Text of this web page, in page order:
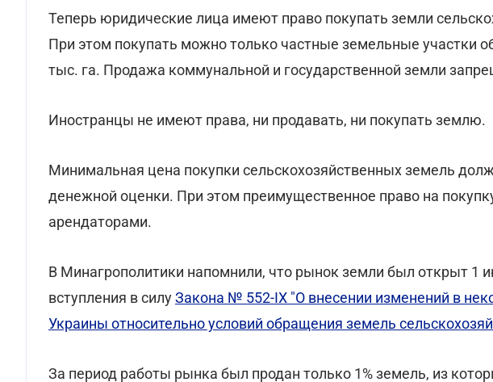
Теперь юридические лица имеют право покупать земли
При этом покупать можно только частные земельные участки
тыс. га. Продажа коммунальной и государственной земли
Иностранцы не имеют права, ни продавать, ни покупать землю.
Минимальная цена покупки сельскохозяйственных земель
денежной оценки. При этом преимущественное право на
арендаторами.
В Минагрополитики напомнили, что рынок земли был открыт 1
вступления в силуЗакона № 552-IX "О внесении изменений в
Украины относительно условий обращения земель
За период работы рынка был продан только 1% земель, из